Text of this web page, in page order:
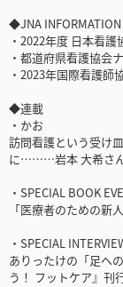
◆JNA INFORMATION
・2022年度 日本看
・都道府県看護協会
・2023年国際看護
◆連載
・かお
訪問看護という受け
に………岩本 大希さ
・SPECIAL BOOK
「医療者のための新
・SPECIAL
ありったけの「足へ
う！ フットケア』